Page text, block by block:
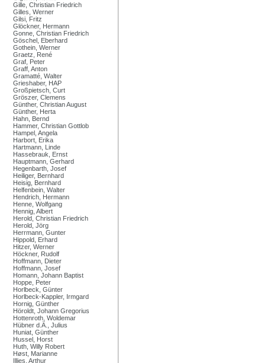
Gille, Christian Friedrich
Gilles, Werner
Gilsi, Fritz
Glöckner, Hermann
Gonne, Christian Friedrich
Göschel, Eberhard
Gothein, Werner
Graetz, René
Graf, Peter
Graff, Anton
Gramatté, Walter
Grieshaber, HAP
Großpietsch, Curt
Gröszer, Clemens
Günther, Christian August
Günther, Herta
Hahn, Bernd
Hammer, Christian Gottlob
Hampel, Angela
Harbort, Erika
Hartmann, Linde
Hassebrauk, Ernst
Hauptmann, Gerhard
Hegenbarth, Josef
Heiliger, Bernhard
Heisig, Bernhard
Helfenbein, Walter
Hendrich, Hermann
Henne, Wolfgang
Hennig, Albert
Herold, Christian Friedrich
Herold, Jörg
Herrmann, Gunter
Hippold, Erhard
Hitzer, Werner
Höckner, Rudolf
Hoffmann, Dieter
Hoffmann, Josef
Homann, Johann Baptist
Hoppe, Peter
Horlbeck, Günter
Horlbeck-Kappler, Irmgard
Hornig, Günther
Höroldt, Johann Gregorius
Hottenroth, Woldemar
Hübner d.Ä., Julius
Huniat, Günther
Hussel, Horst
Huth, Willy Robert
Høst, Marianne
Illies, Arthur